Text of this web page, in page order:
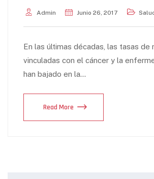
Admin Junio 26, 2017
En las últimas décadas, las tasas de
vinculadas con el cáncer y la
han bajado en la…
Read More